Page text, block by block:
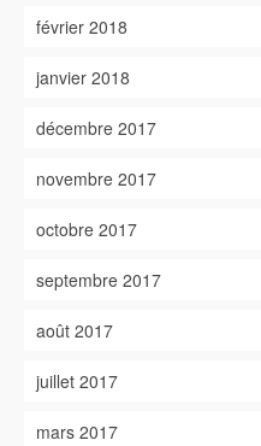
février 2018
janvier 2018
décembre 2017
novembre 2017
octobre 2017
septembre 2017
août 2017
juillet 2017
mars 2017